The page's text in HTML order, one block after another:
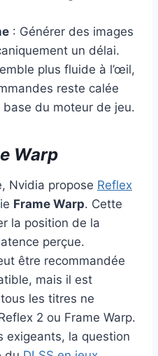
: Générer des images
un délai.
plus fluide à l’œil,
reste calée
du moteur de jeu.
Warp
Nvidia propose Reflex
Frame Warp. Cette
la position de la
perçue.
être recommandée
mais il est
les titres ne
2 ou Frame Warp.
exigeants, la question